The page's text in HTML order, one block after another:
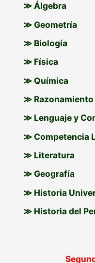
o
≫ Álgebra
≫ Geometría
≫ Biología
≫ Física
≫ Química
≫ Razonamiento
≫ Lenguaje y
≫ Competencia
≫ Literatura
≫ Geografía
≫ Historia
≫ Historia del